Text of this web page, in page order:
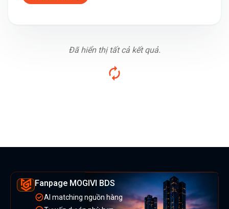
Đã hiển thị tất cả kết quả.
Fanpage MOGIVI BDS
AI matching nguồn hàng